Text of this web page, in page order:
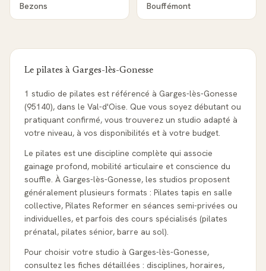
Bezons Bouffémont
Le pilates à Garges-lès-Gonesse
1 studio de pilates est référencé à Garges-lès-Gonesse
(95140), dans le Val-d'Oise. Que vous soyez débutant ou
pratiquant confirmé, vous trouverez un studio adapté à
votre niveau, à vos disponibilités et à votre budget.
Le pilates est une discipline complète qui associe
gainage profond, mobilité articulaire et conscience du
souffle. À Garges-lès-Gonesse, les studios proposent
généralement plusieurs formats : Pilates tapis en salle
collective, Pilates Reformer en séances semi-privées ou
individuelles, et parfois des cours spécialisés (pilates
prénatal, pilates sénior, barre au sol).
Pour choisir votre studio à Garges-lès-Gonesse,
consultez les fiches détaillées : disciplines, horaires,